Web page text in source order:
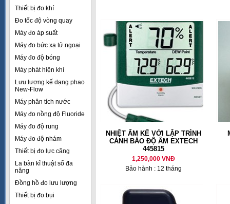
Thiết bị đo khí
Đo tốc độ vòng quay
Máy đo áp suất
Máy đo bức xạ tử ngoại
Máy đo độ bóng
Máy phát hiện khí
Lưu lượng kế dạng phao
New-Flow
Máy phân tích nước
Máy đo nồng độ Fluoride
Máy đo độ rung
Máy đo độ nhám
Thiết bị đo lực căng
La bàn kĩ thuật số đa
năng
Đồng hồ đo lưu lượng
Thiết bị đo bụi
NHIỆT ẨM KẾ VỚI LẬP TRÌNH
CẢNH BÁO ĐỘ ẨM EXTECH
445815
1,250,000 VNĐ
Bảo hành : 12 tháng